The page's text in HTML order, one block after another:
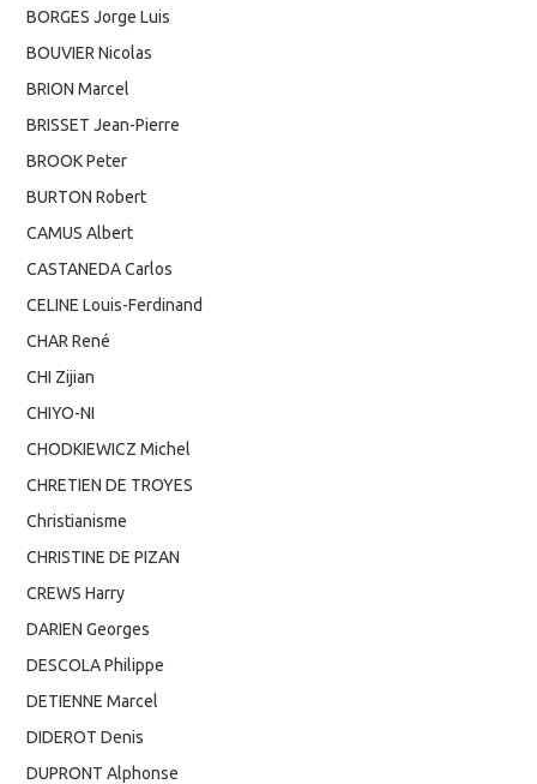
BORGES Jorge Luis
BOUVIER Nicolas
BRION Marcel
BRISSET Jean-Pierre
BROOK Peter
BURTON Robert
CAMUS Albert
CASTANEDA Carlos
CELINE Louis-Ferdinand
CHAR René
CHI Zijian
CHIYO-NI
CHODKIEWICZ Michel
CHRETIEN DE TROYES
Christianisme
CHRISTINE DE PIZAN
CREWS Harry
DARIEN Georges
DESCOLA Philippe
DETIENNE Marcel
DIDEROT Denis
DUPRONT Alphonse